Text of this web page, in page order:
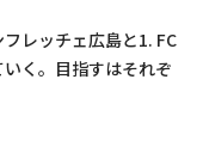
レッチェ広島と1. FC
く。目指すはそれぞ